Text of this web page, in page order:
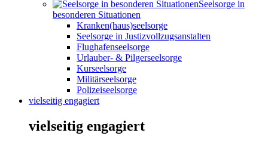
Seelsorge in
besonderen Situationen
Kranken(haus)seelsorge
Seelsorge in Justizvollzugsanstalten
Flughafenseelsorge
Urlauber- & Pilgerseelsorge
Kurseelsorge
Militärseelsorge
Polizeiseelsorge
vielseitig engagiert
vielseitig engagiert